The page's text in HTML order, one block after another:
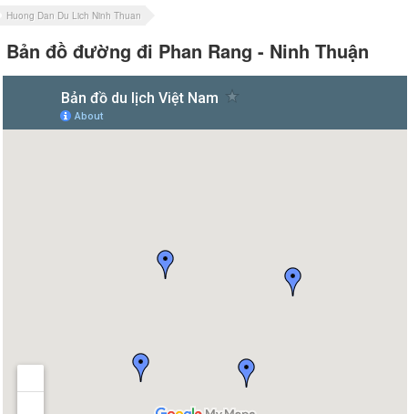
Huong Dan Du Lich Ninh Thuan
Bản đồ đường đi Phan Rang - Ninh Thuận